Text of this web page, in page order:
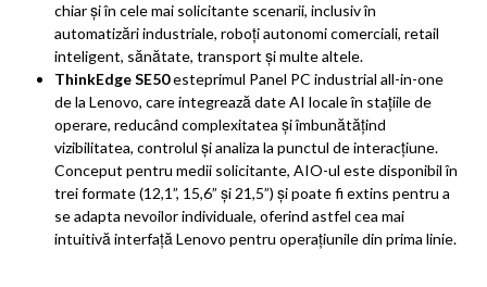
chiar și în cele mai solicitante scenarii, inclusiv în
automatizări industriale, roboți autonomi comerciali, retail
inteligent, sănătate, transport și multe altele.
ThinkEdge SE50esteprimul Panel PC industrial all-in-one
de la Lenovo, care integrează date AI locale în stațiile de
operare, reducând complexitatea și îmbunătățind
vizibilitatea, controlul și analiza la punctul de interacțiune.
Conceput pentru medii solicitante, AIO-ul este disponibil în
trei formate (12,1”, 15,6” și 21,5”) și poate fi extins pentru a
se adapta nevoilor individuale, oferind astfel cea mai
intuitivă interfață Lenovo pentru operațiunile din prima linie.